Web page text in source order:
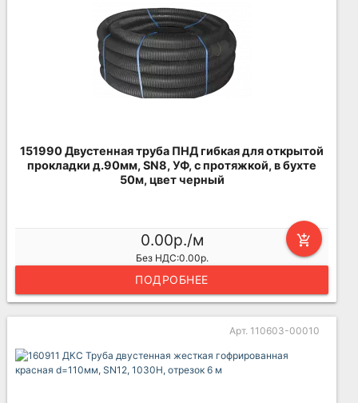
151990 Двустенная труба ПНД гибкая для открытой
прокладки д.90мм, SN8, УФ, с протяжкой, в бухте
50м, цвет черный
add_shopping_cart
0.00р./м
Без НДС:0.00р.
ПОДРОБНЕЕ
Арт. 110603-00010